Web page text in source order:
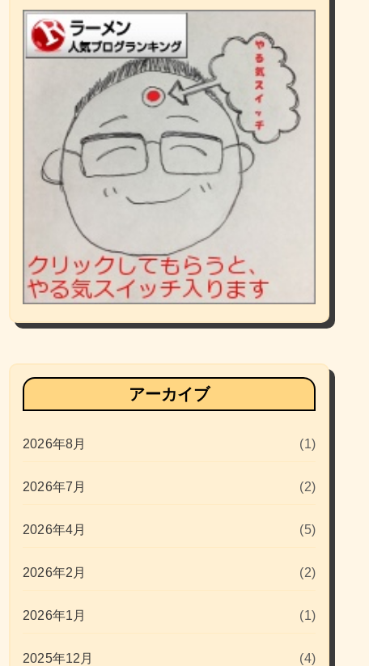
アーカイブ
2026年8月 (1)
2026年7月 (2)
2026年4月 (5)
2026年2月 (2)
2026年1月 (1)
2025年12月 (4)